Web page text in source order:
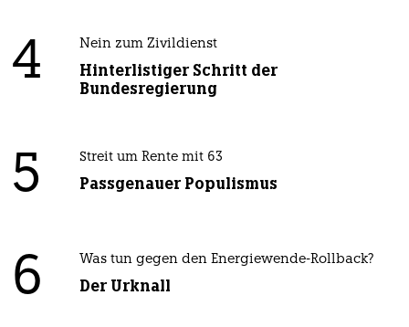
4 Nein zum Zivildienst
Hinterlistiger Schritt der
Bundesregierung
5 Streit um Rente mit 63
Passgenauer Populismus
6 Was tun gegen den Energiewende-Rollback?
Der Urknall